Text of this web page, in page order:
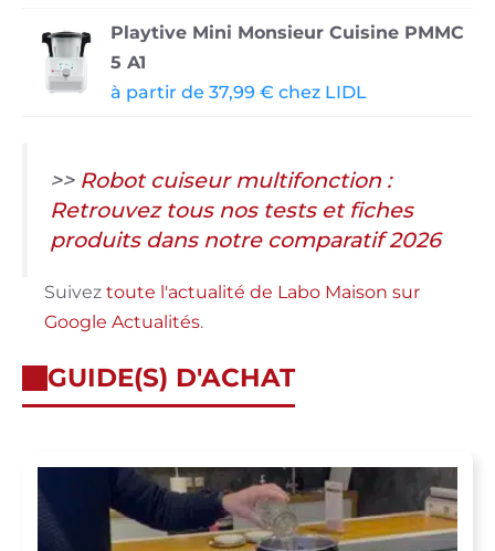
Playtive Mini Monsieur Cuisine PMMC
5 A1
à partir de 37,99 € chez LIDL
>> Robot cuiseur multifonction :
Retrouvez tous nos tests et fiches
produits dans notre comparatif 2026
Suivez toute l'actualité de Labo Maison sur
Google Actualités.
GUIDE(S) D'ACHAT